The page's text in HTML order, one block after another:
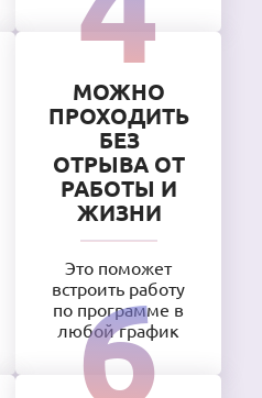
МОЖНО
ПРОХОДИТЬ
БЕЗ
ОТРЫВА ОТ
РАБОТЫ И
ЖИЗНИ
Это поможет
встроить работу
по программе в
любой график